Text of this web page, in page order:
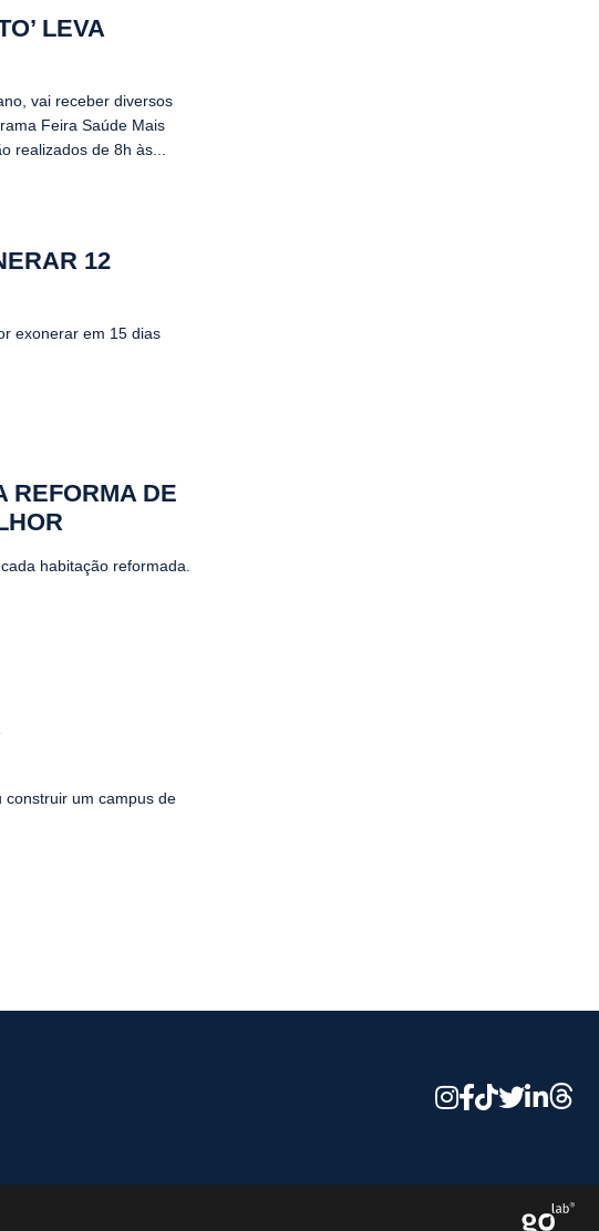
LEVA
vai receber diversos
Feira Saúde Mais
realizados de 8h às...
12
exonerar em 15 dias
REFORMA DE
habitação reformada.
construir um campus de